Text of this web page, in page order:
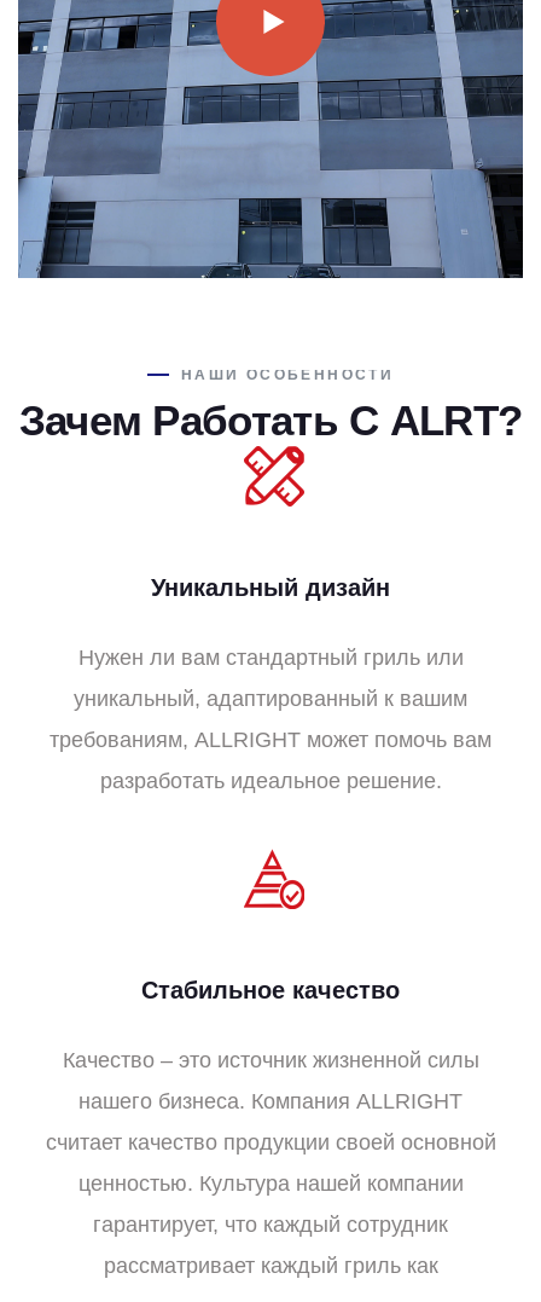
НАШИ ОСОБЕННОСТИ
Зачем Работать С ALRT?
Уникальный дизайн
Нужен ли вам стандартный гриль или
уникальный, адаптированный к вашим
требованиям, ALLRIGHT может помочь вам
разработать идеальное решение.
Стабильное качество
Качество – это источник жизненной силы
нашего бизнеса. Компания ALLRIGHT
считает качество продукции своей основной
ценностью. Культура нашей компании
гарантирует, что каждый сотрудник
рассматривает каждый гриль как